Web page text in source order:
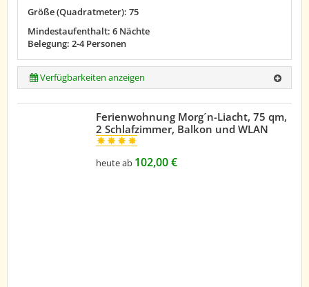
Größe (Quadratmeter): 75
Mindestaufenthalt: 6 Nächte
Belegung: 2-4 Personen
Verfügbarkeiten anzeigen
Ferienwohnung Morg´n-Liacht, 75 qm,
2 Schlafzimmer, Balkon und WLAN
heute ab 102,00 €